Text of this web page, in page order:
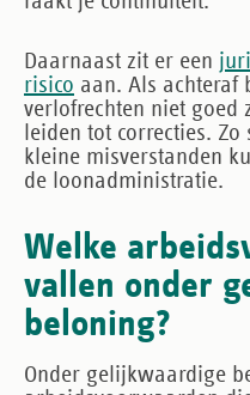
Daarnaast zit er een
risico aan. Als achteraf
verlofrechten niet goed
leiden tot correcties.
kleine misverstanden
de loonadministratie.
Welke
vallen onder
beloning?
Onder gelijkwaardige